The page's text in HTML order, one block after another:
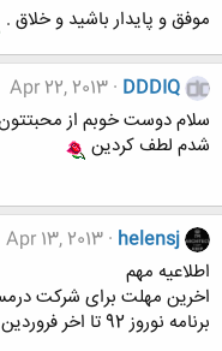
موفق و پایدار باشید و خلاق .
DDDIQ
Apr 22, 2013
سلام دوست خوبم از
شدم لطف کردین
helensj
Apr 13, 2013
اطلاعیه مهم
اخرین مهلت برای شرکت
برنامه نوروز 92 تا اخر فروردین تمدید شد ...